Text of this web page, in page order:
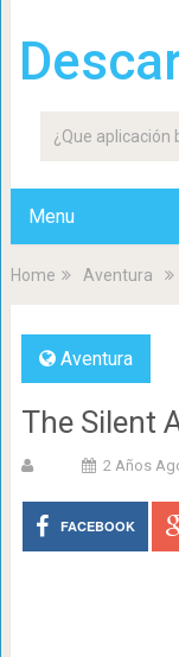
Menu
Home Aventura
Aventura
The Silent
2 Años
FACEBOOK